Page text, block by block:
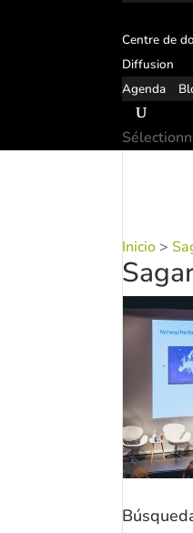
Centre de
Diffusion
Agenda
Inicio>